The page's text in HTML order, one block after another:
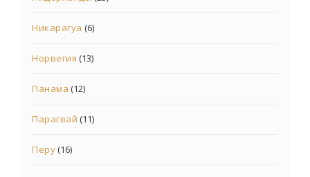
Никарагуа (6)
Норвегия (13)
Панама (12)
Парагвай (11)
Перу(16)